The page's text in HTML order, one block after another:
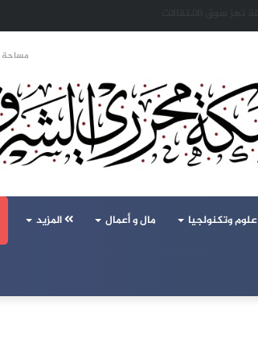
مساحة
علوم وتكنولجيا مال و أعمال المزيد